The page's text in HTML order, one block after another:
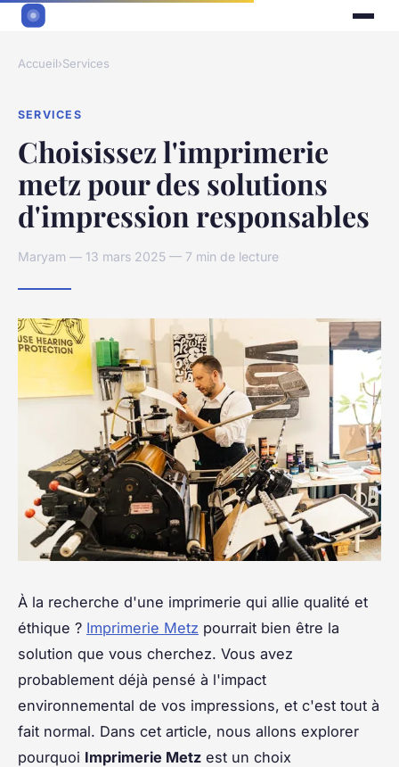
Accueil›Services
SERVICES
Choisissez l'imprimerie
metz pour des solutions
d'impression responsables
Maryam — 13 mars 2025 — 7 min de lecture
À la recherche d'une imprimerie qui allie qualité et
éthique ? Imprimerie Metz pourrait bien être la
solution que vous cherchez. Vous avez
probablement déjà pensé à l'impact
environnemental de vos impressions, et c'est tout à
fait normal. Dans cet article, nous allons explorer
pourquoi Imprimerie Metz est un choix